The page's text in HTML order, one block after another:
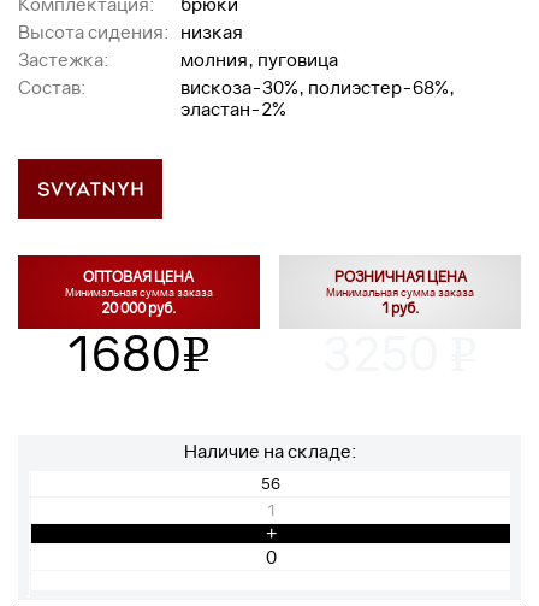
Высота сидения:
низкая
Застежка:
молния, пуговица
Состав:
вискоза-30%, полиэстер-68%,
эластан-2%
ОПТОВАЯ ЦЕНА
Минимальная сумма заказа
20 000 руб.
1680v
РОЗНИЧНАЯ ЦЕНА
Минимальная сумма заказа
1 руб.
Наличие на складе:
56
1
+